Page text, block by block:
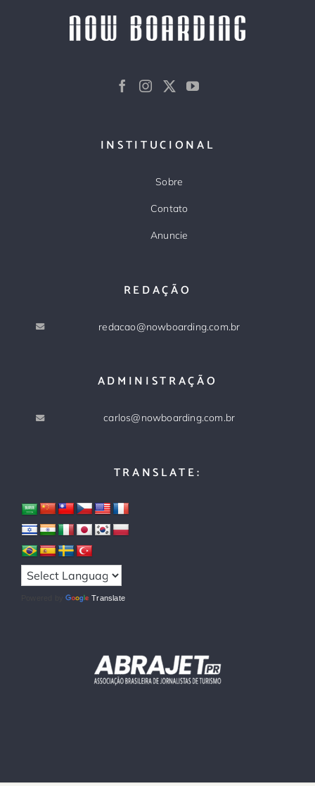
INSTITUCIONAL
Sobre
Contato
Anuncie
REDAÇÃO
redacao@nowboarding.com.br
ADMINISTRAÇÃO
carlos@nowboarding.com.br
TRANSLATE:
Powered by Translate